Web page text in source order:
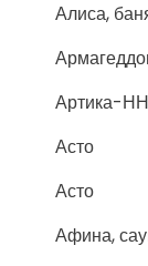
Алиса,
Артика-НН
Асто
Асто
Афина,